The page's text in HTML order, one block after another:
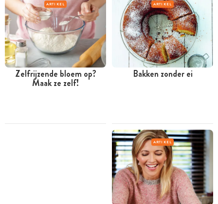
ARTIKEL
Zelfrijzende bloem op?
Maak ze zelf!
ARTIKEL
Bakken zonder ei
ARTIKEL